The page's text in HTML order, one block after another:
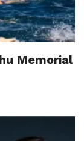
Memorial